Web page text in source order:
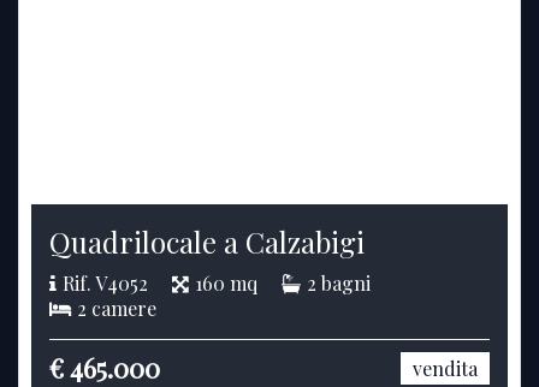
Quadrilocale a Calzabigi
Rif. V4052 160 mq
2 bagni
2 camere
€ 465.000 vendita